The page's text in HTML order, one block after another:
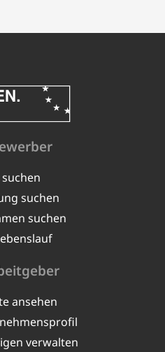
suchen
suchen
suchen
ansehen
verwalten